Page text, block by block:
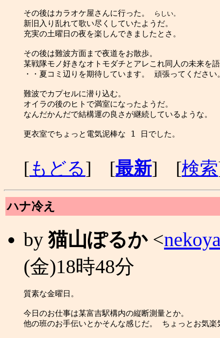
その後はカラオケ屋さんに行った。 らしい。
新旧入り乱れて歌い尽くしていたようだ。
充実の土曜日の夜を楽しんできましたとさ。
その後は難波方面まで夜道をお散歩。
某戦隊モノ好きなオトモダチとアレこれ同人の未来を
・・夏コミ辺りを期待しています。 頑張ってください
難波でカプセルに潜り込む。
オイラの後のヒトで満室になったようだ。
なんだかんだで結構運の良さが継続しているような。
更衣室でちょっと電気泥棒な 1 日でした。
[もどる] [最新] [検索
ハナ冷え
by猫山ぽるか <
(金)18時48分
質素な金曜日。
今日のお仕事は某富吉駅構内の縦断測量とか。
他の班のお手伝いとかそんな感じだ。 ちょっとお気楽